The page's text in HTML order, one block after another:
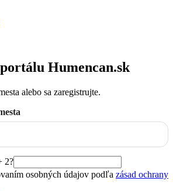
Humencan.sk
alebo sa zaregistrujte.
2?
osobných údajov podľa zásad ochrany